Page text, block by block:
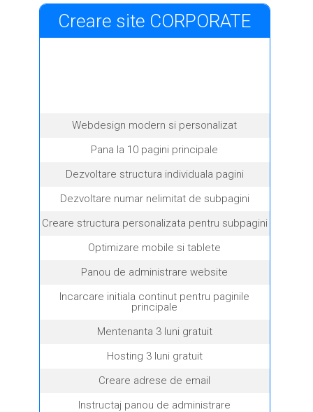
Creare site CORPORATE
Webdesign modern si personalizat
Pana la 10 pagini principale
Dezvoltare structura individuala pagini
Dezvoltare numar nelimitat de subpagini
Creare structura personalizata pentru subpagini
Optimizare mobile si tablete
Panou de administrare website
Incarcare initiala continut pentru paginile
principale
Mentenanta 3 luni gratuit
Hosting 3 luni gratuit
Creare adrese de email
Instructaj panou de administrare